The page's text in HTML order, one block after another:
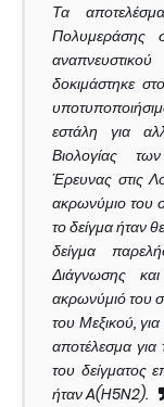
Τα
Πολυμεράσης
δοκιμάστηκε
εστάλη για
Βιολογίας
Έρευνας στις
ακρωνύμιο του
το δείγμα ήταν
δείγμα
Διάγνωσης
ακρωνύμιό του
του Μεξικού,
αποτέλεσμα
του δείγματος
ήταν A(H5N2).